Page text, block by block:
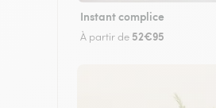
Instant complice
À partir de 52€95